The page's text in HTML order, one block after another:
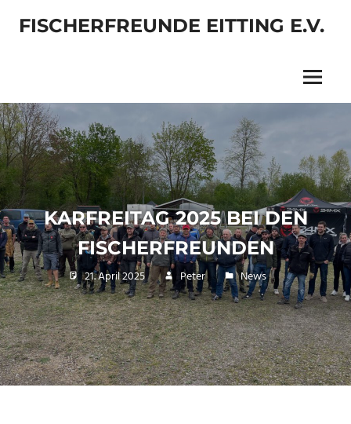
InhaltFISCHERFREUNDE EITTING E.V.
Menü
KARFREITAG 2025 BEI DEN
FISCHERFREUNDEN
21. April 2025 Peter News